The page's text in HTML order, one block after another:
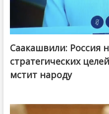
Саакашвили: Россия
стратегических
мстит народу